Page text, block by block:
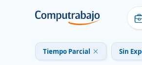
Tiempo Parcial Sin